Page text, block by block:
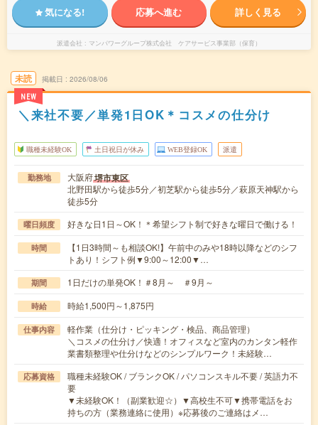
気になる! 応募へ進む 詳しく見る
派遣会社 マンパワーグループ株式会社 ケアサービス事業部（保育）
未読
NEW
掲載日 2026/08/06
＼来社不要／単発1日OK＊コスメの仕分け
職種未経験OK 土日祝日が休み WEB登録OK 派遣
勤務地 大阪府堺市東区
北野田駅から徒歩5分／初芝駅から徒歩5分／萩原天神駅から
徒歩5分
曜日頻度 好きな日1日～OK！＊希望シフト制で好きな曜日で働ける！
時間
【1日3時間～も相談OK!】午前中のみや18時以降などのシフ
トあり！シフト例▼9:00～12:00▼…
期間 1日だけの単発OK！＃8月～ ＃9月～
時給 時給1,500円～1,875円
仕事内容
軽作業（仕分け・ピッキング・検品、商品管理）
＼コスメの仕分け／快適！オフィスなど室内のカンタン軽作
業書類整理や仕分けなどのシンプルワーク！未経験…
応募資格
職種未経験OK / ブランクOK / パソコンスキル不要 / 英語力不
要
▼未経験OK！（副業歓迎☆）▼高校生不可▼携帯電話をお
持ちの方（業務連絡に使用）※応募後のご連絡はメ…